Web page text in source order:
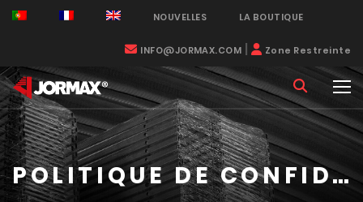
NOUVELLES LA BOUTIQUE
INFO@JORMAX.COM Zone Restreinte
POLITIQUE DE CONFIDENTIALITÉ